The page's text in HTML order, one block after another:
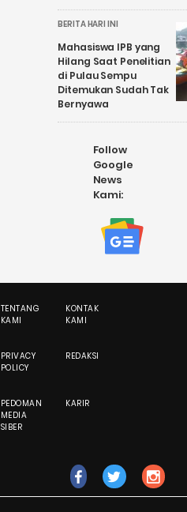
BERITA HARI INI
Mahasiswa IPB yang
Hilang Saat Penelitian
di Pulau Sempu
Ditemukan Sudah Tak
Bernyawa
Follow
Google
News
Kami:
TENTANG
KAMI
KONTAK
KAMI
PRIVACY
POLICY
REDAKSI
PEDOMAN
MEDIA
SIBER
KARIR
fb tw ig